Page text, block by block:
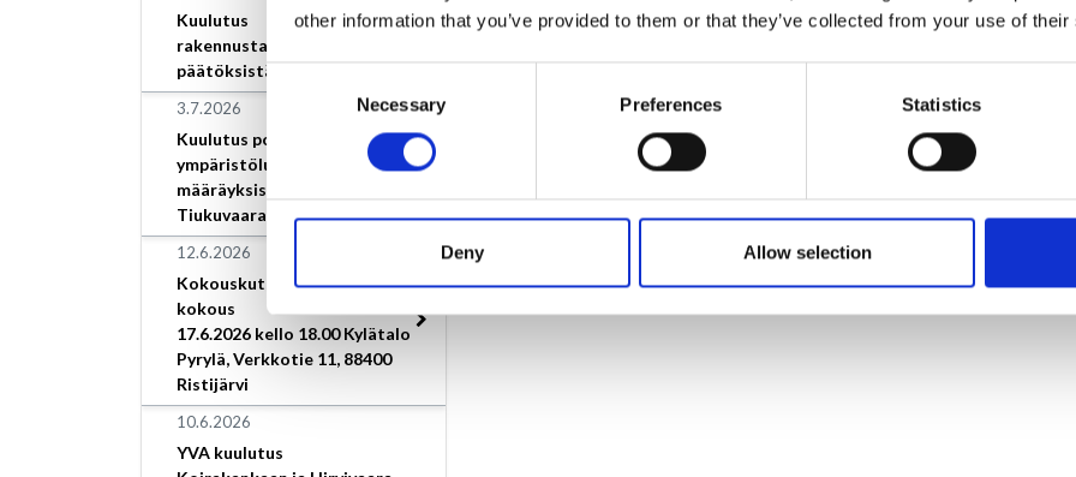
other information that you’ve provided to them or that they’ve collected from your use of
Consent
Necessary Preferences Statistics
Deny Allow selection
Kuulutus
rakennustarkastajan
päätöksistä
3.7.2026
Kuulutus poikkeamisesta
ympäristöluvan
määräyksistä, Loimaan Kivi
Tiukuvaara
12.6.2026
Kokouskutsu/Valtuuston
kokous
17.6.2026 kello 18.00 Kylätalo
Pyrylä, Verkkotie 11, 88400
Ristijärvi
10.6.2026
YVA kuulutus